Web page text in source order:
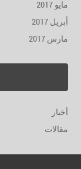
مايو 2017
أبريل 2017
مارس 2017
أخبار
مقالات